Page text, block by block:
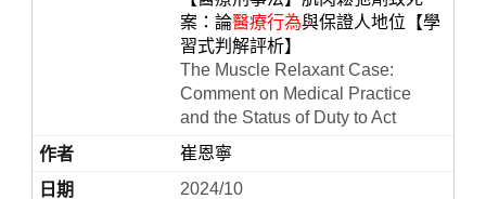
案：論醫療行為與保證人地位【學
習式判解評析】
The Muscle Relaxant Case:
Comment on Medical Practice
and the Status of Duty to Act
崔恩寧
2024/10